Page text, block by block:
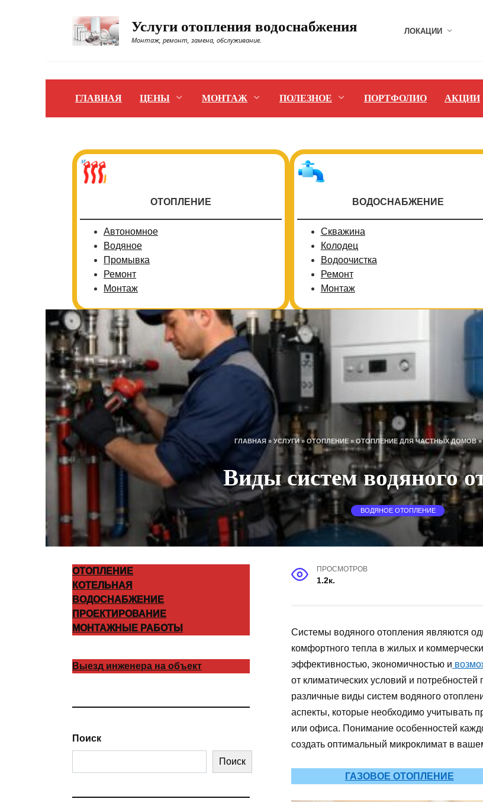
Услуги отопления водоснабжения
Монтаж, ремонт, замена, обслуживание.
ЛОКАЦИИ
ГЛАВНАЯ ЦЕНЫ МОНТАЖ ПОЛЕЗНОЕ ПОРТФОЛИО АКЦИИ
ОТОПЛЕНИЕ
Автономное
Водяное
Промывка
Ремонт
Монтаж
ВОДОСНАБЖЕНИЕ
Скважина
Колодец
Водоочистка
Ремонт
Монтаж
ГЛАВНАЯ » УСЛУГИ» ОТОПЛЕНИЕ » ОТОПЛЕНИЕ ДЛЯ ЧАСТНЫХ ДОМОВ»
Виды систем водяного
ВОДЯНОЕ ОТОПЛЕНИЕ
ПРОСМОТРОВ
1.2к.
Системы водяного отопления являются
комфортного тепла в жилых и
эффективностью, экономичностью и
от климатических условий и
различные виды систем водяного
аспекты, которые необходимо учитывать
или офиса. Понимание особенностей
создать оптимальный микроклимат в
ГАЗОВОЕ ОТОПЛЕНИЕ
ОТОПЛЕНИЕ
КОТЕЛЬНАЯ
ВОДОСНАБЖЕНИЕ
ПРОЕКТИРОВАНИЕ
МОНТАЖНЫЕ РАБОТЫ
Выезд инженера на объект
Поиск
Поиск